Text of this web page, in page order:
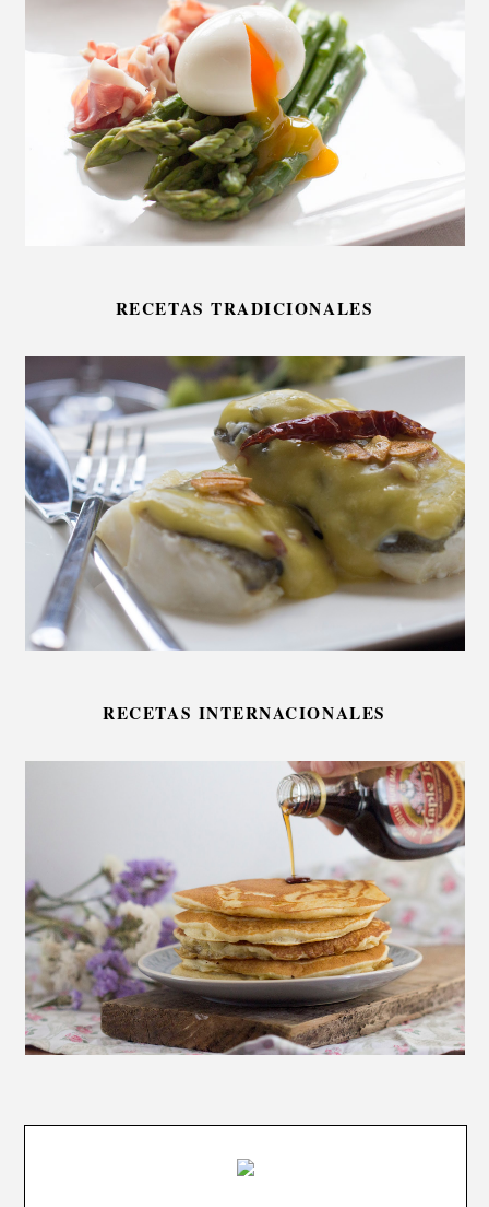
RECETAS TRADICIONALES
RECETAS INTERNACIONALES